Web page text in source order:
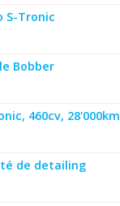
S-Tronic
Bobber
460cv, 28'000km
de detailing